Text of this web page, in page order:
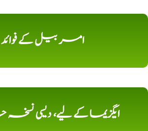
امر بیل کے فوائد
ایگزیما کے لیے، دیسی